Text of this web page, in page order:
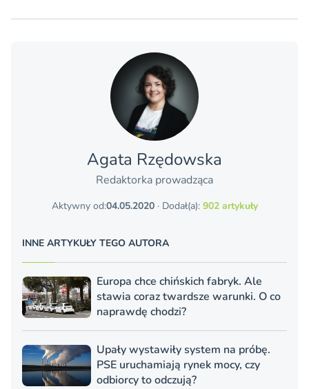
Agata Rzędowska
Redaktorka prowadząca
Aktywny od:04.05.2020· Dodał(a): 902 artykuły
INNE ARTYKUŁY TEGO AUTORA
Europa chce chińskich fabryk. Ale
stawia coraz twardsze warunki. O co
naprawdę chodzi?
Upały wystawiły system na próbę.
PSE uruchamiają rynek mocy, czy
odbiorcy to odczują?